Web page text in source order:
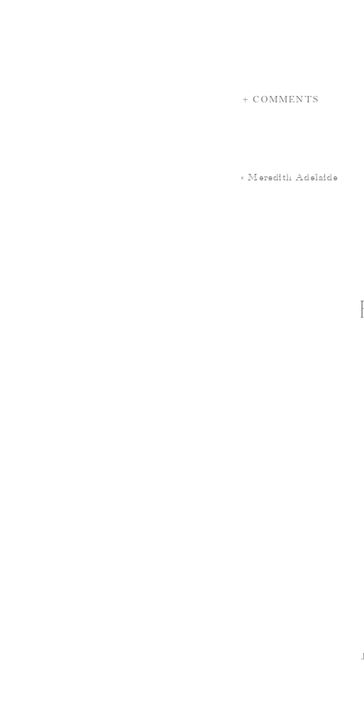
+ COMMENTS
«Meredith Adelaide